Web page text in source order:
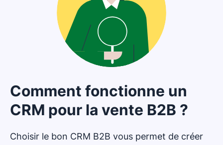
Comment fonctionne un
CRM pour la vente B2B ?
Choisir le bon CRM B2B vous permet de créer